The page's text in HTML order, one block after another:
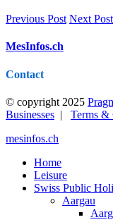
Previous Post Next Post
MesInfos.ch
Contact
© copyright 2025
Businesses | Terms &
mesinfos.ch
Home
Leisure
Swiss Public
Aargau